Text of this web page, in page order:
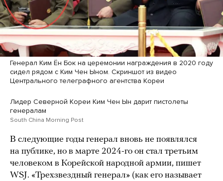
Генерал Ким Ён Бок на церемонии награждения в 2020 году
сидел рядом с Ким Чен Ыном. Скриншот из видео
Центрального телеграфного агентства Кореи
Лидер Северной Кореи Ким Чен Ын дарит пистолеты
генералам
South China Morning Post
В следующие годы генерал вновь не появлялся
на публике, но в марте 2024-го он стал третьим
человеком в Корейской народной армии, пишет
WSJ. «Трехзвездный генерал» (как его называет